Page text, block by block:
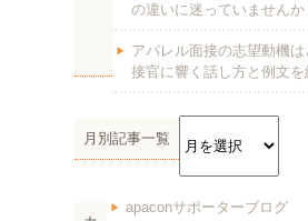
の違いに迷っていませんか
アパレル面接の志望動機
接官に響く話し方と例文を
月別記事一覧
apaconサポーターブログ